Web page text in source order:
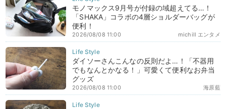
モノマックス9月号が付録の域超えてる…！
「SHAKA」コラボの4層ショルダーバッグが
便利！
michill エンタメ
2026/08/08 11:00
ダイソーさんこんなの反則だよ…！「不器用
でもなんとかなる！」可愛くて便利なお弁当
グッズ
海原藍
2026/08/08 11:00